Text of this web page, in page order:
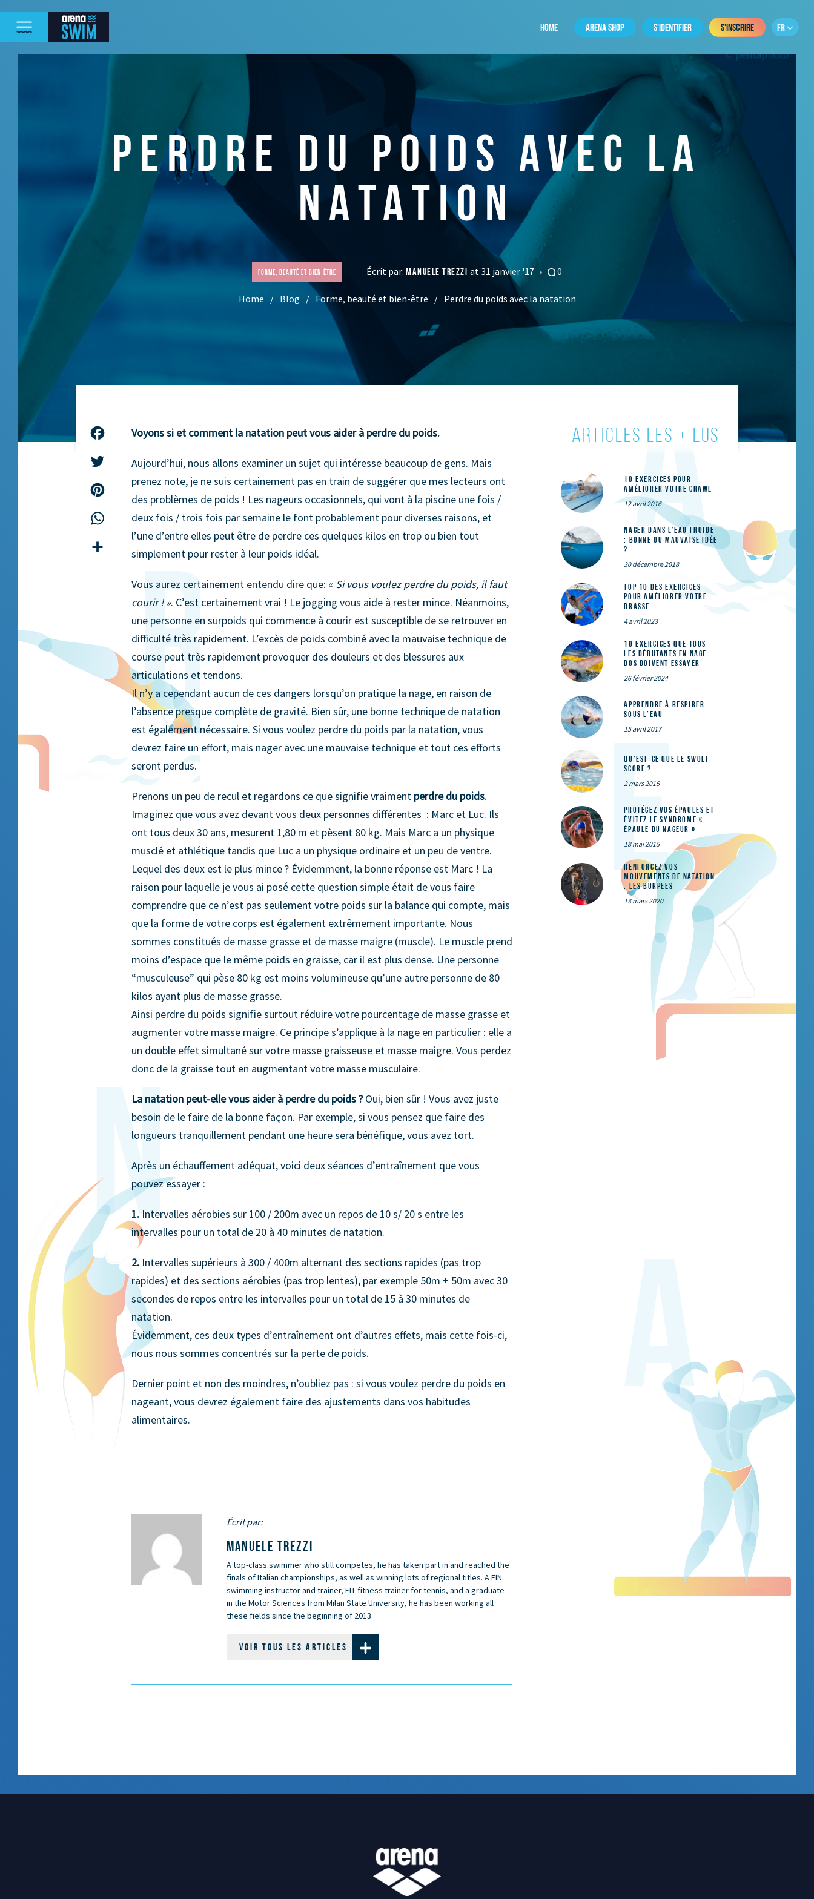
HOME ARENA SHOP S'IDENTIFIER S'INSCRIRE FR
PERDRE DU POIDS AVEC LA
NATATION
Forme, beauté et bien-être Écrit par:MANUELE TREZZI at 31 janvier '17 0
Home Blog Forme, beauté et bien-être Perdre du poids avec la natation
Facebook
Twitter
Pinterest
WhatsApp
Partager
Voyons si et comment la natation peut vous aider à perdre du poids.
Aujourd’hui, nous allons examiner un sujet qui intéresse beaucoup de gens. Mais
prenez note, je ne suis certainement pas en train de suggérer que mes lecteurs ont
des problèmes de poids ! Les nageurs occasionnels, qui vont à la piscine une fois /
deux fois / trois fois par semaine le font probablement pour diverses raisons, et
l’une d’entre elles peut être de perdre ces quelques kilos en trop ou bien tout
simplement pour rester à leur poids idéal.
Vous aurez certainement entendu dire que: « Si vous voulez perdre du poids, il faut
courir ! ». C’est certainement vrai ! Le jogging vous aide à rester mince. Néanmoins,
une personne en surpoids qui commence à courir est susceptible de se retrouver en
difficulté très rapidement. L’excès de poids combiné avec la mauvaise technique de
course peut très rapidement provoquer des douleurs et des blessures aux
articulations et tendons.
Il n’y a cependant aucun de ces dangers lorsqu’on pratique la nage, en raison de
l’absence presque complète de gravité. Bien sûr, une bonne technique de natation
est également nécessaire. Si vous voulez perdre du poids par la natation, vous
devrez faire un effort, mais nager avec une mauvaise technique et tout ces efforts
seront perdus.
Prenons un peu de recul et regardons ce que signifie vraiment perdre du poids.
Imaginez que vous avez devant vous deux personnes différentes : Marc et Luc. Ils
ont tous deux 30 ans, mesurent 1,80 m et pèsent 80 kg. Mais Marc a un physique
musclé et athlétique tandis que Luc a un physique ordinaire et un peu de ventre.
Lequel des deux est le plus mince ? Évidemment, la bonne réponse est Marc ! La
raison pour laquelle je vous ai posé cette question simple était de vous faire
comprendre que ce n’est pas seulement votre poids sur la balance qui compte, mais
que la forme de votre corps est également extrêmement importante. Nous
sommes constitués de masse grasse et de masse maigre (muscle). Le muscle prend
moins d’espace que le même poids en graisse, car il est plus dense. Une personne
“musculeuse” qui pèse 80 kg est moins volumineuse qu’une autre personne de 80
kilos ayant plus de masse grasse.
Ainsi perdre du poids signifie surtout réduire votre pourcentage de masse grasse et
augmenter votre masse maigre. Ce principe s’applique à la nage en particulier : elle a
un double effet simultané sur votre masse graisseuse et masse maigre. Vous perdez
donc de la graisse tout en augmentant votre masse musculaire.
La natation peut-elle vous aider à perdre du poids ?Oui, bien sûr ! Vous avez juste
besoin de le faire de la bonne façon. Par exemple, si vous pensez que faire des
longueurs tranquillement pendant une heure sera bénéfique, vous avez tort.
Après un échauffement adéquat, voici deux séances d’entraînement que vous
pouvez essayer :
1. Intervalles aérobies sur 100 / 200m avec un repos de 10 s/ 20 s entre les
intervalles pour un total de 20 à 40 minutes de natation.
2. Intervalles supérieurs à 300 / 400m alternant des sections rapides (pas trop
rapides) et des sections aérobies (pas trop lentes), par exemple 50m + 50m avec 30
secondes de repos entre les intervalles pour un total de 15 à 30 minutes de
natation.
Évidemment, ces deux types d’entraînement ont d’autres effets, mais cette fois-ci,
nous nous sommes concentrés sur la perte de poids.
Dernier point et non des moindres, n’oubliez pas : si vous voulez perdre du poids en
nageant, vous devrez également faire des ajustements dans vos habitudes
alimentaires.
Écrit par:
MANUELE TREZZI
A top-class swimmer who still competes, he has taken part in and reached the
finals of Italian championships, as well as winning lots of regional titles. A FIN
swimming instructor and trainer, FIT fitness trainer for tennis, and a graduate
in the Motor Sciences from Milan State University, he has been working all
these fields since the beginning of 2013.
VOIR TOUS LES ARTICLES
ARTICLES LES + LUS
10 exercices pour
améliorer votre crawl
12 avril 2016
Nager dans l’eau froide
: bonne ou mauvaise idée
?
30 décembre 2018
Top 10 des exercices
pour améliorer votre
brasse
4 avril 2023
10 exercices que tous
les débutants en nage
dos doivent essayer
26 février 2024
Apprendre à respirer
sous l’eau
15 avril 2017
Qu’est-ce que le SWOLF
SCORE ?
2 mars 2015
Protégez vos épaules et
évitez le syndrome «
épaule du nageur »
18 mai 2015
Renforcez vos
mouvements de natation
: les Burpees
13 mars 2020